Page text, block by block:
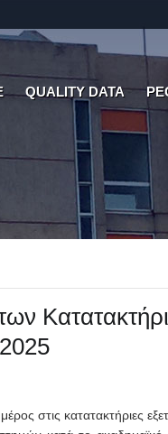
QUALITY DATA
στις κατατακτήριες